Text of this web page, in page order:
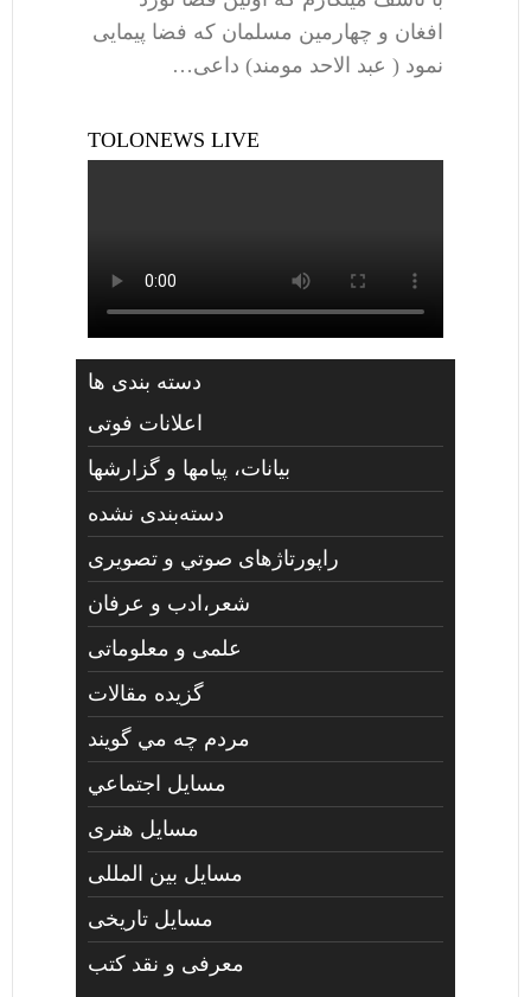
افغان و چهارمین مسلمان که فضا پیمایی
نمود ( عبد الاحد مومند) داعی…
TOLONEWS LIVE
دسته بندی ها
اعلانات فوتی
بیانات، پیامها و گزارشها
دسته‌بندی نشده
راپورتاژهای صوتي و تصويری
شعر،ادب و عرفان
علمی و معلوماتی
گزیده مقالات
مردم چه مي گويند
مسايل اجتماعي
مسايل هنری
مسایل بین المللی
مسایل تاریخی
معرفی و نقد کتب